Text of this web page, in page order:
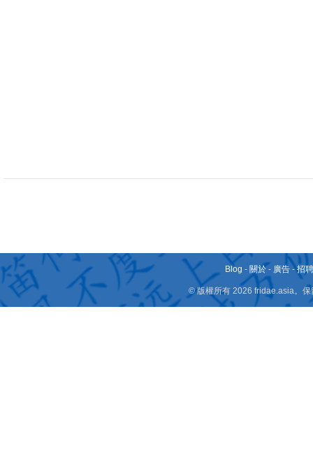
Blog - 關於 - 廣告 -招
© 版權所有 2026 fridae.asia。